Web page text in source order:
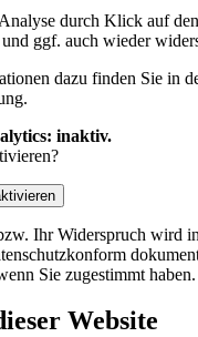
durch Klick auf
ggf. auch wieder
dazu finden Sie in
inaktiv.
Ihr Widerspruch wird
Sie zugestimmt haben.
Website